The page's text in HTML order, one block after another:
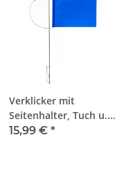
Verklicker mit
Seitenhalter, Tuch u.
Gegengewicht, 125mm,
15,99 € *